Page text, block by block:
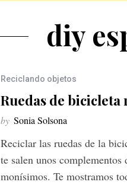
diy
Reciclando objetos
Ruedas de bicicleta
by Sonia Solsona
Reciclar las ruedas de la
te salen unos complementos
monísimos. Te mostramos